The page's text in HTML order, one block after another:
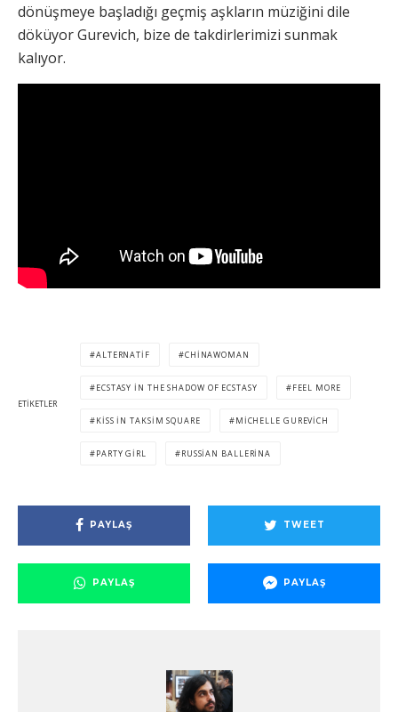
dönüşmeye başladığı geçmiş aşkların müziğini dile
döküyor Gurevich, bize de takdirlerimizi sunmak
kalıyor.
ETIKETLER
ALTERNATIF CHINAWOMAN
ECSTASY IN THE SHADOW OF ECSTASY FEEL MORE
KISS IN TAKSIM SQUARE MICHELLE GUREVICH
PARTY GIRL RUSSIAN BALLERINA
PAYLAŞ TWEET
PAYLAŞ PAYLAŞ